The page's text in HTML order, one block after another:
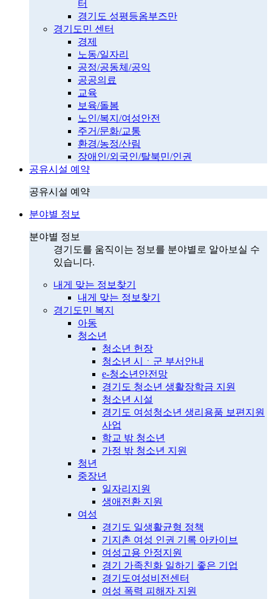
터
경기도 성평등옴부즈만
경기도민 센터
경제
노동/일자리
공정/공동체/공익
공공의료
교육
보육/돌봄
노인/복지/여성안전
주거/문화/교통
환경/농정/산림
장애인/외국인/탈북민/인권
공유시설 예약
공유시설 예약
분야별 정보
분야별 정보
경기도를 움직이는 정보를 분야별로 알아보실 수
있습니다.
내게 맞는 정보찾기
내게 맞는 정보찾기
경기도민 복지
아동
청소년
청소년 헌장
청소년 시ㆍ군 부서안내
e-청소년안전망
경기도 청소년 생활장학금 지원
청소년 시설
경기도 여성청소년 생리용품 보편지원
사업
학교 밖 청소년
가정 밖 청소년 지원
청년
중장년
일자리지원
생애전환 지원
여성
경기도 일생활균형 정책
기지촌 여성 인권 기록 아카이브
여성고용 안정지원
경기 가족친화 일하기 좋은 기업
경기도여성비전센터
여성 폭력 피해자 지원